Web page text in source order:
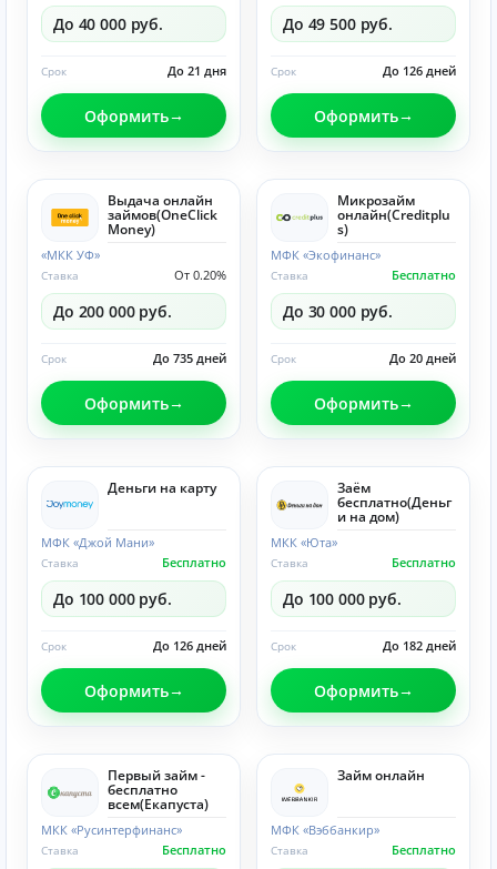
До 40 000 руб.
До 21 дня
Срок
Оформить
До 49 500 руб.
До 126 дней
Срок
Оформить
Выдача онлайн
займов(OneClick
Money)
«МКК УФ»
От 0.20%
Ставка
До 200 000 руб.
До 735 дней
Срок
Оформить
Микрозайм
онлайн(Creditplu
s)
МФК «Экофинанс»
Бесплатно
Ставка
До 30 000 руб.
До 20 дней
Срок
Оформить
Деньги на карту
МФК «Джой Мани»
Бесплатно
Ставка
До 100 000 руб.
До 126 дней
Срок
Оформить
Заём
бесплатно(Деньг
и на дом)
МКК «Юта»
Бесплатно
Ставка
До 100 000 руб.
До 182 дней
Срок
Оформить
Первый займ -
бесплатно
всем(Eкапуста)
МКК «Русинтерфинанс»
Бесплатно
Ставка
Займ онлайн
МФК «Вэббанкир»
Бесплатно
Ставка